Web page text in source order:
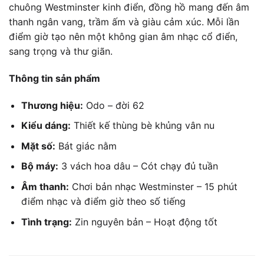
chuông Westminster kinh điển, đồng hồ mang đến âm
thanh ngân vang, trầm ấm và giàu cảm xúc. Mỗi lần
điểm giờ tạo nên một không gian âm nhạc cổ điển,
sang trọng và thư giãn.
Thông tin sản phẩm
Thương hiệu: Odo – đời 62
Kiểu dáng: Thiết kế thùng bè khủng vân nu
Mặt số: Bát giác nằm
Bộ máy: 3 vách hoa dâu – Cót chạy đủ tuần
Âm thanh: Chơi bản nhạc Westminster – 15 phút
điểm nhạc và điểm giờ theo số tiếng
Tình trạng: Zin nguyên bản – Hoạt động tốt